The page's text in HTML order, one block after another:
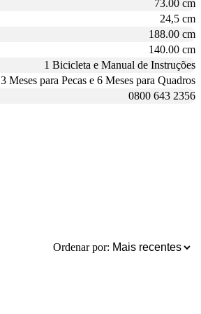
73.00 cm
24,5 cm
188.00 cm
140.00 cm
1 Bicicleta e Manual de Instruções
3 Meses para Pecas e 6 Meses para Quadros
0800 643 2356
Ordenar por: